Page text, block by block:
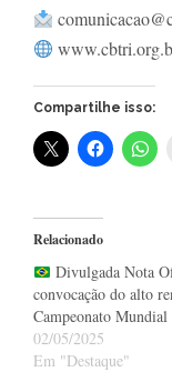
Compartilhe isso:
Relacionado
Divulgada Nota
convocação do alto
Campeonato
02/05/2025
Em "Destaque"